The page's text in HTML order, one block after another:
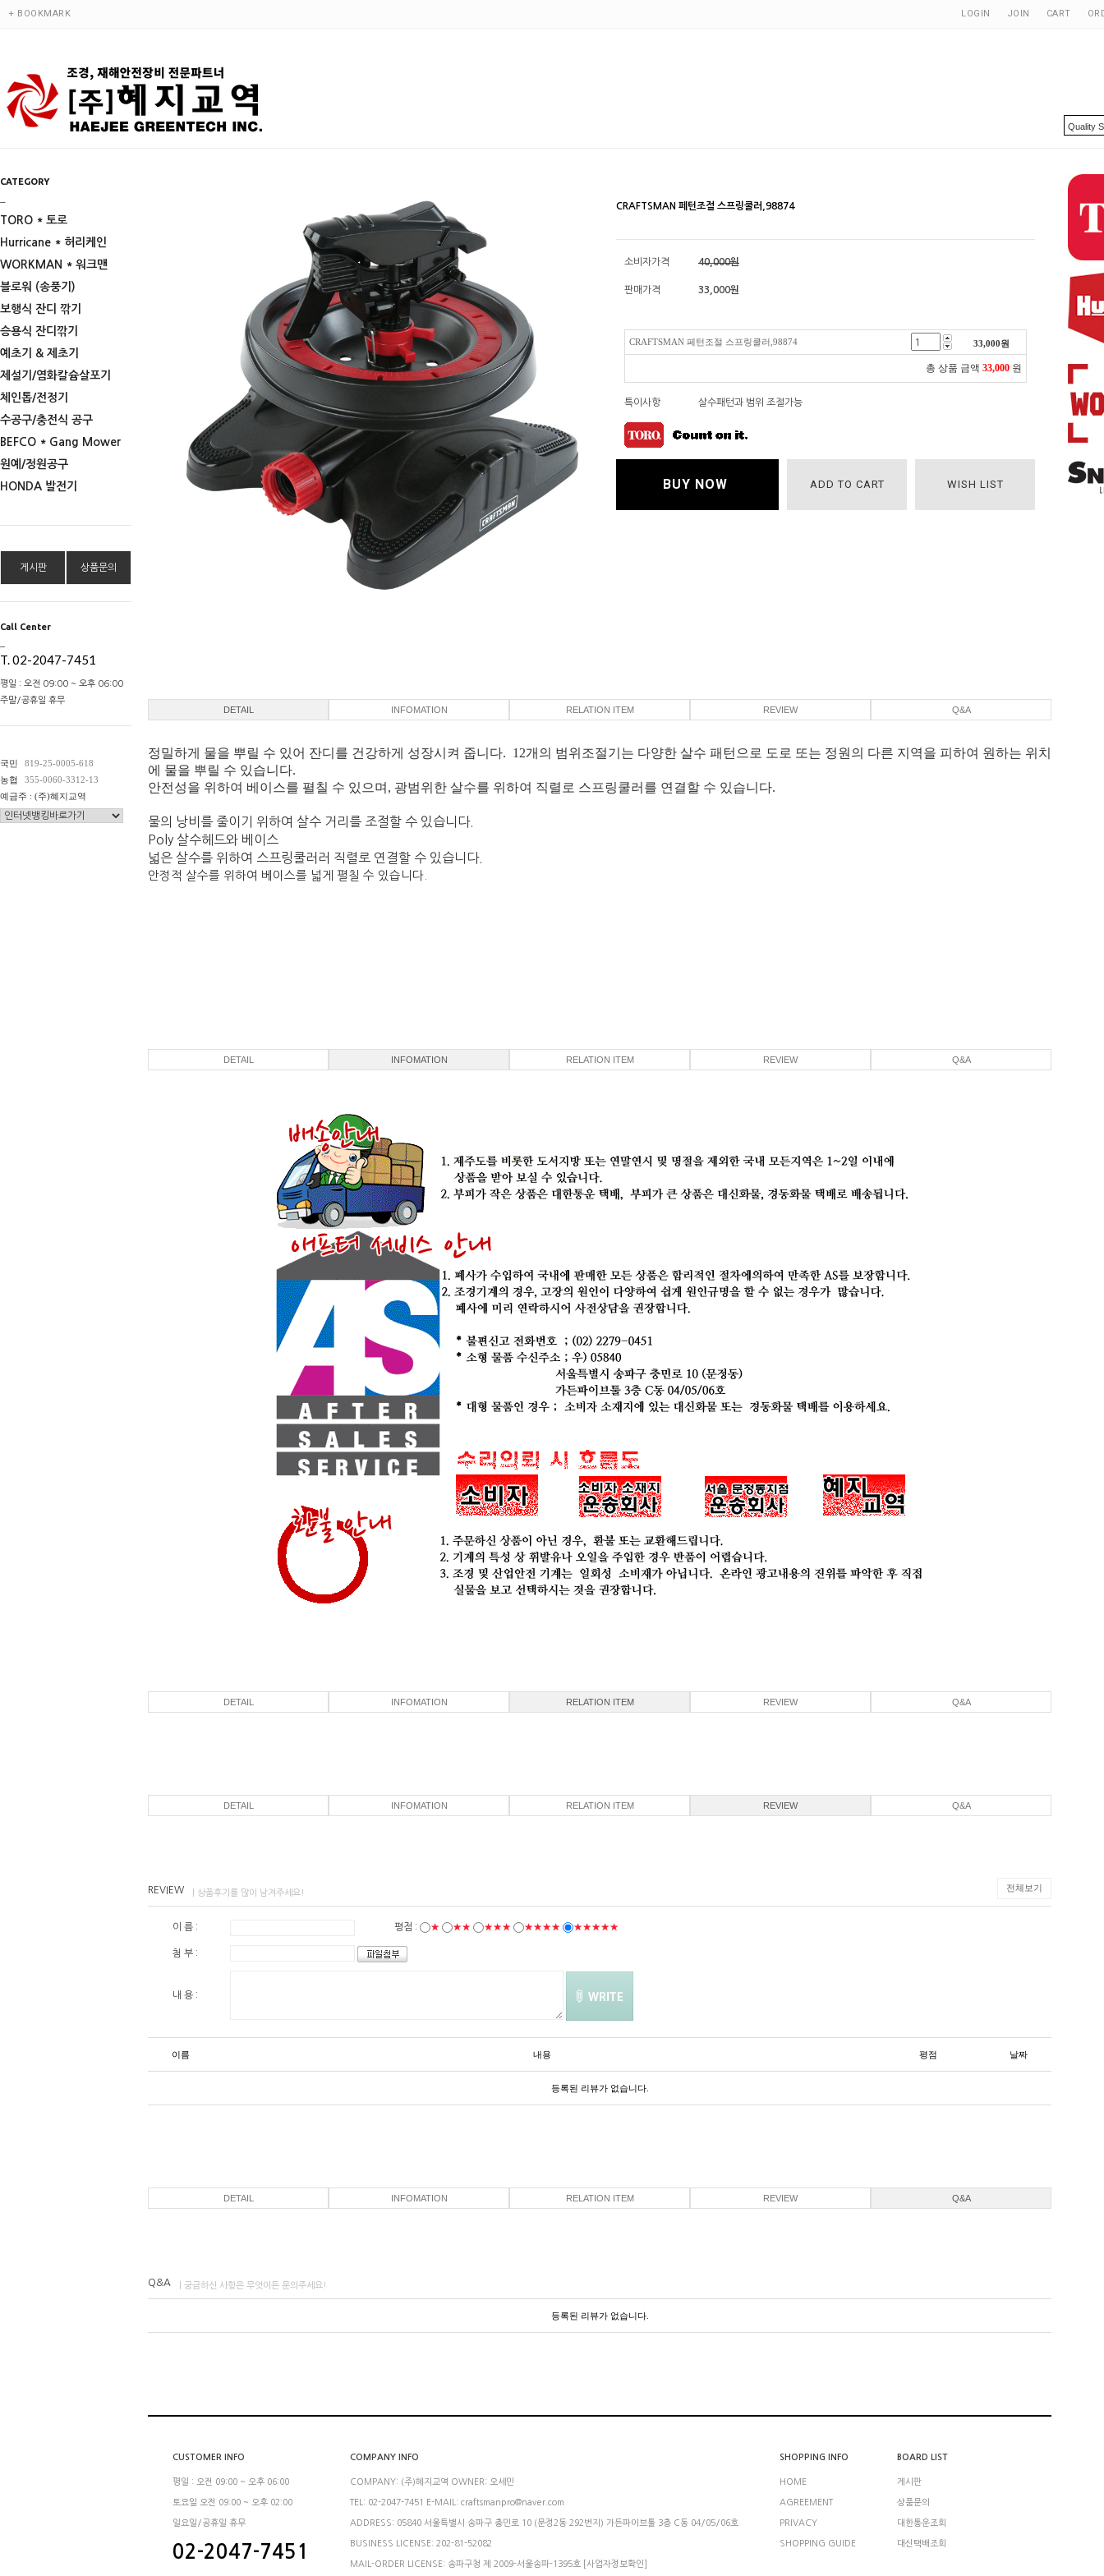
+ BOOKMARK LOGIN JOIN CART
CATEGORY
TORO * 토로
Hurricane * 허리케인
WORKMAN * 워크맨
블로워 (송풍기)
보행식 잔디 깎기
승용식 잔디깎기
예초기 & 제초기
제설기/염화칼슘살포기
체인톱/전정기
수공구/충전식 공구
BEFCO * Gang Mower
원예/정원공구
HONDA 발전기
게시판 상품문의
Call Center
T. 02-2047-7451
평일 : 오전 09:00 ~ 오후 06:00
주말/공휴일 휴무
국민
819-25-0005-618
농협
355-0060-3312-13
예금주 : (주)혜지교역
CRAFTSMAN 페턴조절 스프링쿨러,98874
소비자가격 40,000원
판매가격 33,000원
CRAFTSMAN 페턴조절 스프링쿨러,98874 33,000원
총 상품 금액 33,000 원
특이사항 살수패턴과 범위 조절가능
BUY NOW ADD TO CART WISH LIST
DETAIL INFOMATION RELATION ITEM REVIEW Q&A
정밀하게 물을 뿌릴 수 있어 잔디를 건강하게 성장시켜 줍니다. 12개의 범위조절기는 다양한 살수 패턴으로 도로 또는 정원의 다른 지역을 피하여 원하는 위치
에 물을 뿌릴 수 있습니다.
안전성을 위하여 베이스를 펼칠 수 있으며, 광범위한 살수를 위하여 직렬로 스프링쿨러를 연결할 수 있습니다.
물의 낭비를 줄이기 위하여 살수 거리를 조절할 수 있습니다.
Poly 살수헤드와 베이스
넓은 살수를 위하여 스프링쿨러러 직렬로 연결할 수 있습니다.
안정적 살수를 위하여 베이스를 넓게 펼칠 수 있습니다.
DETAIL INFOMATION RELATION ITEM REVIEW Q&A
DETAIL INFOMATION RELATION ITEM REVIEW Q&A
DETAIL INFOMATION RELATION ITEM REVIEW Q&A
REVIEW | 상품후기를 많이 남겨주세요!
전체보기
이 름 : 평점 : ★ ★★ ★★★ ★★★★ ★★★★★
첨 부 :
내 용 :
이름 내용 평점 날짜
등록된 리뷰가 없습니다.
DETAIL INFOMATION RELATION ITEM REVIEW Q&A
Q&A | 궁금하신 사항은 무엇이든 문의주세요!
등록된 리뷰가 없습니다.
CUSTOMER INFO
평일 : 오전 09:00 ~ 오후 06:00
토요일 오전 09:00 ~ 오후 02:00
일요일/공휴일 휴무
02-2047-7451
COMPANY INFO
COMPANY: (주)혜지교역 OWNER: 오세민
TEL: 02-2047-7451 E-MAIL: craftsmanpro@naver.com
ADDRESS: 05840 서울특별시 송파구 충민로 10 (문정2동 292번지) 가든파이브툴 3층 C동 04/05/06호
BUSINESS LICENSE: 202-81-52082
MAIL-ORDER LICENSE: 송파구청 제 2009-서울송파-1395호 [사업자정보확인]
SHOPPING INFO
HOME
AGREEMENT
PRIVACY
SHOPPING GUIDE
BOARD LIST
게시판
상품문의
대한통운조회
대신택배조회